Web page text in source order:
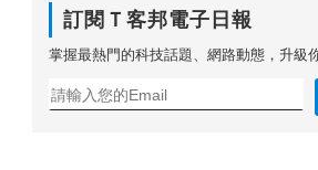
訂閱Ｔ客邦電子日報
掌握最熱門的科技話題、網路動態，升級